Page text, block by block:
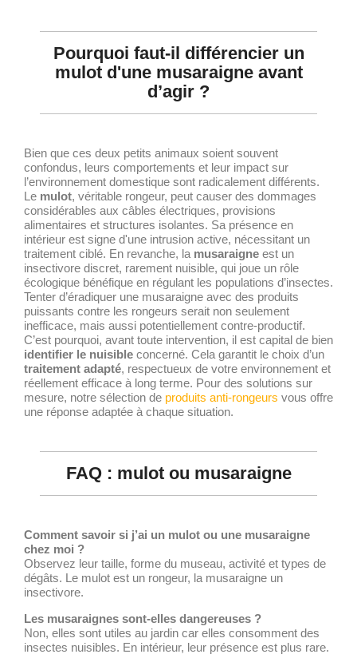
Pourquoi faut-il différencier un
mulot d'une musaraigne avant
d’agir ?
Bien que ces deux petits animaux soient souvent
confondus, leurs comportements et leur impact sur
l’environnement domestique sont radicalement différents.
Le mulot, véritable rongeur, peut causer des dommages
considérables aux câbles électriques, provisions
alimentaires et structures isolantes. Sa présence en
intérieur est signe d'une intrusion active, nécessitant un
traitement ciblé. En revanche, la musaraigne est un
insectivore discret, rarement nuisible, qui joue un rôle
écologique bénéfique en régulant les populations d’insectes.
Tenter d’éradiquer une musaraigne avec des produits
puissants contre les rongeurs serait non seulement
inefficace, mais aussi potentiellement contre-productif.
C’est pourquoi, avant toute intervention, il est capital de bien
identifier le nuisible concerné. Cela garantit le choix d’un
traitement adapté, respectueux de votre environnement et
réellement efficace à long terme. Pour des solutions sur
mesure, notre sélection de produits anti-rongeurs vous offre
une réponse adaptée à chaque situation.
FAQ : mulot ou musaraigne
Comment savoir si j’ai un mulot ou une musaraigne
chez moi ?
Observez leur taille, forme du museau, activité et types de
dégâts. Le mulot est un rongeur, la musaraigne un
insectivore.
Les musaraignes sont-elles dangereuses ?
Non, elles sont utiles au jardin car elles consomment des
insectes nuisibles. En intérieur, leur présence est plus rare.